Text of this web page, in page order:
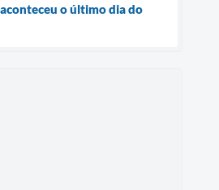
o último dia do